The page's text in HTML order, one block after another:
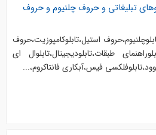
تبلیغاتی و حروف چلنیوم و حروف
استیل،تابلوکامپوزیت،حروف
طبقات،تابلودیجیتال،تابلوال ای
فیس،آبکاری فانتاکروم،...